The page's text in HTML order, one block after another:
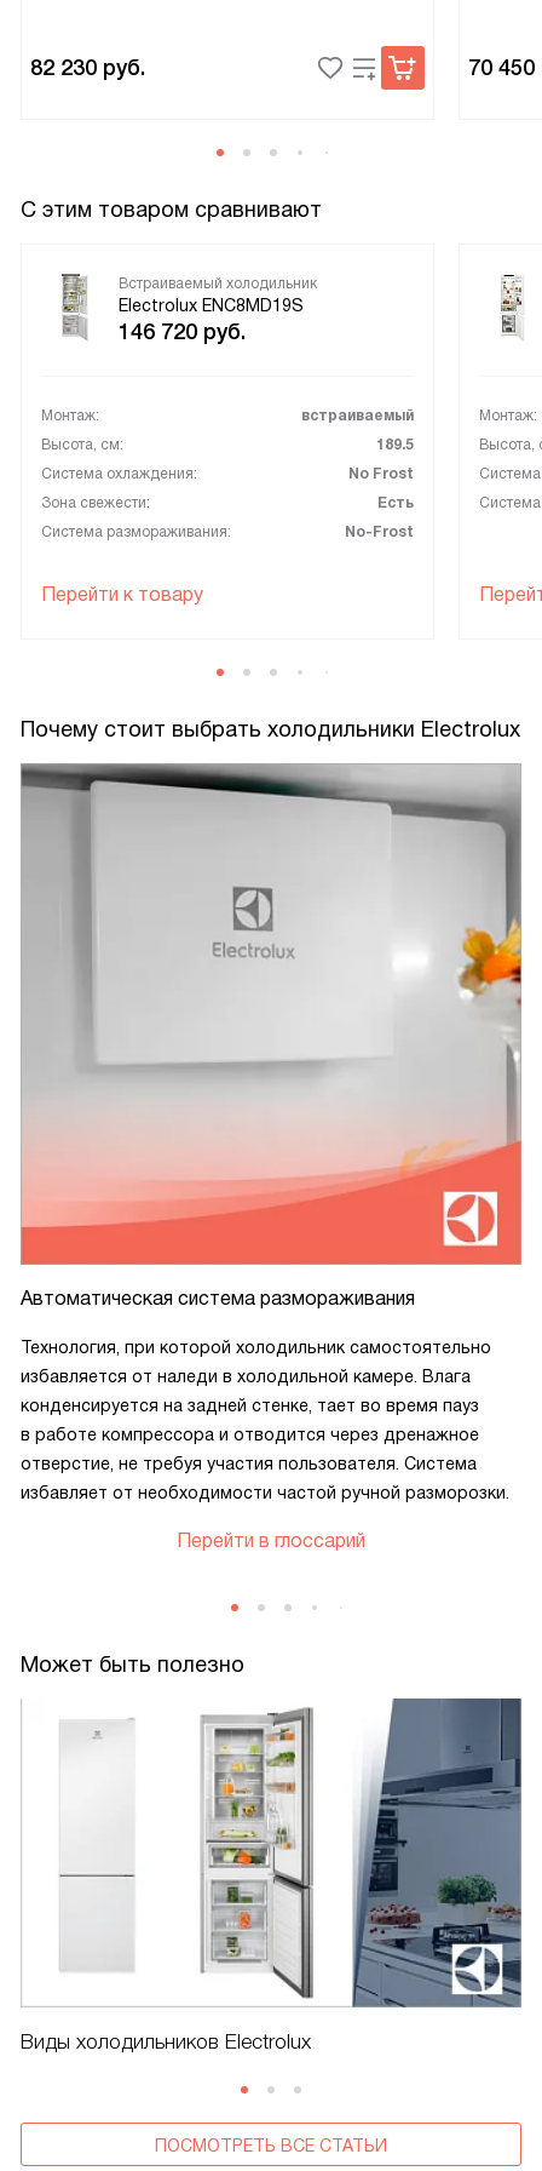
подсказки помогают ориентироваться. За несколько
месяцев активной эксплуатации ничего не сломалось и не
ребёнком. Я довольна покупкой. Артикул, по которому
82 230 руб. 70 450
С этим товаром сравнивают
Встраиваемый холодильник
Electrolux ENC8MD19S
146 720 руб.
Монтаж:
встраиваемый
Высота, см:
189.5
Система охлаждения:
No Frost
Зона свежести:
Есть
Система размораживания:
No-Frost
Перейти к товару
Монтаж:
Высота,
Почему стоит выбрать холодильники Electrolux
Автоматическая система размораживания
Технология, при которой холодильник самостоятельно
избавляется от наледи в холодильной камере. Влага
конденсируется на задней стенке, тает во время пауз
в работе компрессора и отводится через дренажное
отверстие, не требуя участия пользователя. Система
избавляет от необходимости частой ручной разморозки.
Перейти в глоссарий
Может быть полезно
Виды холодильников Electrolux
ПОСМОТРЕТЬ ВСЕ СТАТЬИ